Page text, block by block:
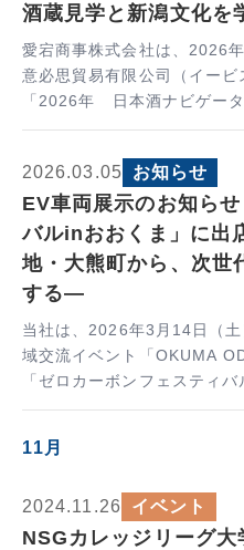
酒蔵見学と新潟文化を
愛宕商事株式会社は、2026
意必思貿易有限公司（イー
「2026年 日本酒ナビゲー
て日本の受け入れおよびツア
2026.03.05 お知らせ
EV車両展示のお知ら
バルinおおくま」に出
地・大熊町から、次世
する―
当社は、2026年3月14日（
域交流イベント「OKUMA
「ゼロカーボンフェスティ
（電気自動車）の展示出展を行います。 EV
11月
2024.11.26 イベント
NSGカレッジリーグ